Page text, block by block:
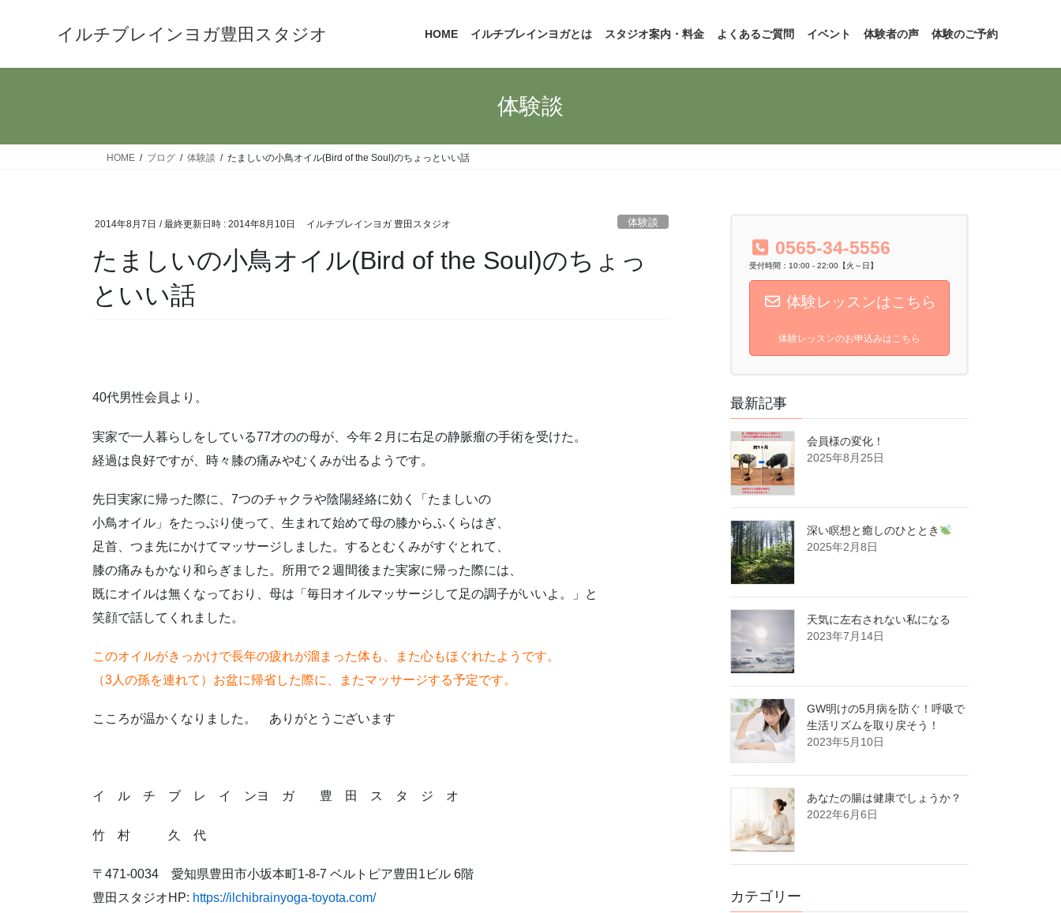
ン
ー
イルチブレインヨガ豊田スタジオ HOME イルチブレインヨガとは スタジオ案内・料金 よくあるご質問 イベント 体験者の声 体験のご予約
体験談
HOME ブログ 体験談 たましいの小鳥オイル(Bird of the Soul)のちょっといい話
2014年8月7日 / 最終更新日時 : 2014年8月10日 イルチブレインヨガ 豊田スタジオ 体験談
たましいの小鳥オイル(Bird of the Soul)のちょっ
といい話
40代男性会員より。
実家で一人暮らしをしている77才のの母が、今年２月に右足の静脈瘤の手術を受けた。
経過は良好ですが、時々膝の痛みやむくみが出るようです。
先日実家に帰った際に、7つのチャクラや陰陽経絡に効く「たましいの
小鳥オイル」をたっぷり使って、生まれて始めて母の膝からふくらはぎ、
足首、つま先にかけてマッサージしました。するとむくみがすぐとれて、
膝の痛みもかなり和らぎました。所用で２週間後また実家に帰った際には、
既にオイルは無くなっており、母は「毎日オイルマッサージして足の調子がいいよ。」と
笑顔で話してくれました。
このオイルがきっかけで長年の疲れが溜まった体も、また心もほぐれたようです。
（3人の孫を連れて）お盆に帰省した際に、またマッサージする予定です。
こころが温かくなりました。 ありがとうございます
イ ル チ ブ レ イ ンヨ ガ 豊 田 ス タ ジ オ
竹 村 久 代
〒471-0034 愛知県豊田市小坂本町1-8-7 ベルトピア豊田1ビル 6階
豊田スタジオHP: https://ilchibrainyoga-toyota.com/
0565-34-5556
受付時間：10:00 - 22:00【火～日】
体験レッスンはこちら
体験レッスンのお申込みはこちら
最新記事
会員様の変化！
2025年8月25日
深い瞑想と癒しのひととき
2025年2月8日
天気に左右されない私になる
2023年7月14日
GW明けの5月病を防ぐ！呼吸で
生活リズムを取り戻そう！
2023年5月10日
あなたの腸は健康でしょうか？
2022年6月6日
カテゴリー